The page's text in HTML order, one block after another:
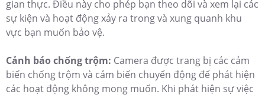
gian thực. Điều này cho phép bạn theo dõi và xem lại các
sự kiện và hoạt động xảy ra trong và xung quanh khu
vực bạn muốn bảo vệ.
Cảnh báo chống trộm: Camera được trang bị các cảm
biến chống trộm và cảm biến chuyển động để phát hiện
các hoạt động không mong muốn. Khi phát hiện sự việc